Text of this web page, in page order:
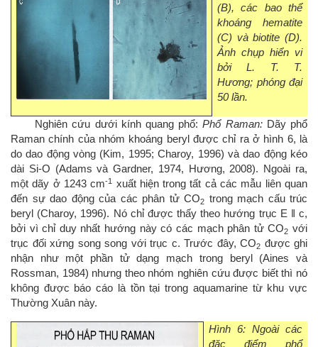
(B), các bao thể
khoáng hematite
(C) và biotite (D).
Ảnh chụp hiển vi
bởi L. T. T.
Hương; phóng đại
50 lần.
Nghiên cứu dưới kính quang phổ: Phổ Raman:Dãy phổ
Raman chính của nhóm khoáng beryl được chỉ ra ở hình 6, là
do dao động vòng (Kim, 1995; Charoy, 1996) và dao động kéo
dài Si-O (Adams và Gardner, 1974, Hương, 2008). Ngoài ra,
một dãy ở 1243 cm-1
xuất hiện trong tất cả các mẫu liên quan
đến sự dao động của các phân tử CO2 trong mạch cấu trúc
beryl (Charoy, 1996). Nó chỉ được thấy theo hướng trục E ǁ c,
bởi vì chỉ duy nhất hướng này có các mạch phân tử CO2 với
trục đối xứng song song với trục c. Trước đây, CO2 được ghi
nhận như một phần tử dạng mạch trong beryl (Aines và
Rossman, 1984) nhưng theo nhóm nghiên cứu được biết thì nó
không được báo cáo là tồn tại trong aquamarine từ khu vực
Thường Xuân này.
Hình 6: Ngoài các
đặc điểm phổ